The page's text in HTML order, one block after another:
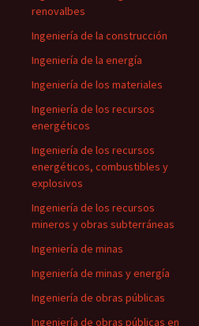
renovalbes
Ingeniería de la construcción
Ingeniería de la energía
Ingeniería de los materiales
Ingeniería de los recursos
energéticos
Ingeniería de los recursos
energéticos, combustibles y
explosivos
Ingeniería de los recursos
mineros y obras subterráneas
Ingeniería de minas
Ingeniería de minas y energía
Ingeniería de obras públicas
Ingeniería de obras públicas en